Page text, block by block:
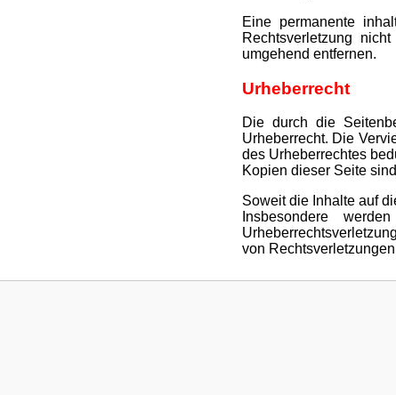
Eine permanente
Rechtsverletzung
umgehend entfernen.
Urheberrecht
Die durch die
Urheberrecht. Die
des Urheberrechtes
Kopien dieser Seite
Soweit die Inhalte auf
Insbesondere
von